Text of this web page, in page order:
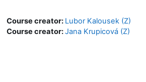
Course creator: Lubor Kalousek (Z)
Course creator:Jana Krupicová (Z)